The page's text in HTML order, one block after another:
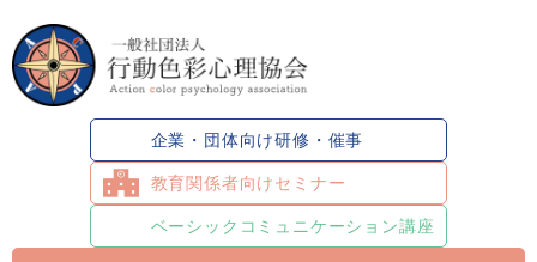
企業・団体向け研修・催事
教育関係者向けセミナー
ベーシックコミュニケーション講座